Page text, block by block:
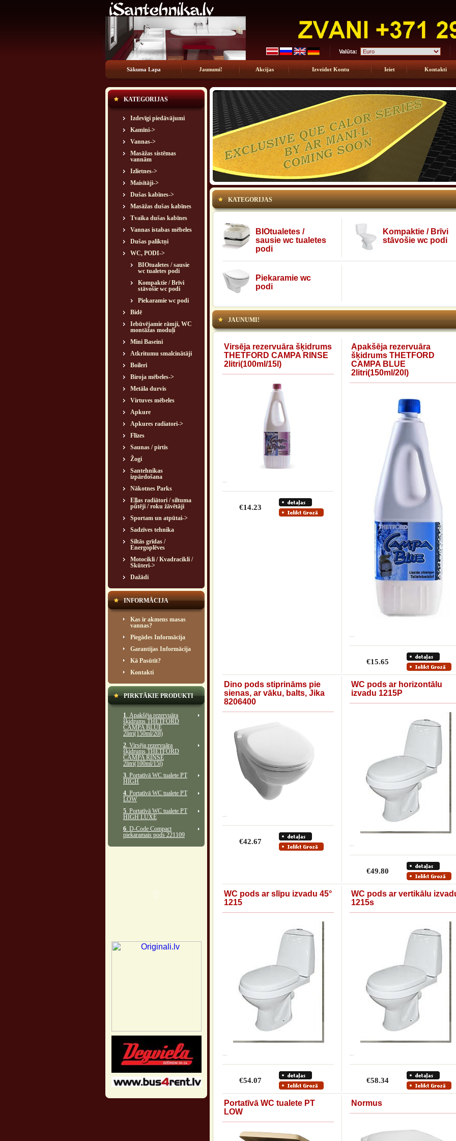
Valūta:
Sākuma Lapa Jaunumi! Akcijas Izveidot Kontu Ieiet Kontakti
KATEGORIJAS
Izdevīgi piedāvājumi
Kamīni->
Vannas->
Masāžas sistēmas
vannām
Izlietnes->
Maisītāji->
Dušas kabīnes->
Masāžas dušas kabīnes
Tvaika dušas kabīnes
Vannas istabas mēbeles
Dušas paliktņi
WC, PODI->
BIOtualetes / sausie
wc tualetes podi
Kompaktie / Brīvi
stāvošie wc podi
Piekaramie wc podi
Bidē
Iebūvējamie rāmji, WC
montāžas moduļi
Mini Baseini
Atkritumu smalcinātāji
Boileri
Biroja mēbeles->
Metāla durvis
Virtuves mēbeles
Apkure
Apkures radiatori->
Flīzes
Saunas / pirtis
Žogi
Santehnikas
izpārdošana
Nākotnes Parks
Eļļas radiātori / siltuma
pūtēji / roku žāvētāji
Sportam un atpūtai->
Sadzīves tehnika
Siltās grīdas /
Energoplēves
Motocikli / Kvadracikli /
Skūteri->
Dažādi
INFORMĀCIJA
Kas ir akmens masas
vannas?
Piegādes Informācija
Garantijas Informācija
Kā Pasūtīt?
Kontakti
PIRKTĀKIE PRODUKTI
1. Apakšēja rezervuāra
šķidrums THETFORD
CAMPA BLUE
2litri(150ml/20l)
2. Virsēja rezervuāra
šķidrums THETFORD
CAMPA RINSE
2litri(100ml/15l)
3. Portatīvā WC tualete PT
HIGH
4. Portatīvā WC tualete PT
LOW
5. Portatīvā WC tualete PT
HIGH LUXE
6. D-Code Compact
piekaramais pods 221109
KATEGORIJAS
BIOtualetes /
sausie wc tualetes
podi
Kompaktie / Brīvi
stāvošie wc podi
Piekaramie wc
podi
JAUNUMI!
Virsēja rezervuāra šķidrums
THETFORD CAMPA RINSE
2litri(100ml/15l)
€14.23
Apakšēja rezervuāra
šķidrums THETFORD
CAMPA BLUE
2litri(150ml/20l)
€15.65
Dino pods stiprināms pie
sienas, ar vāku, balts, Jika
8206400
€42.67
WC pods ar horizontālu
izvadu 1215P
€49.80
WC pods ar slīpu izvadu 45°
1215
€54.07
WC pods ar vertikālu
1215s
€58.34
Portatīvā WC tualete PT
LOW
Normus